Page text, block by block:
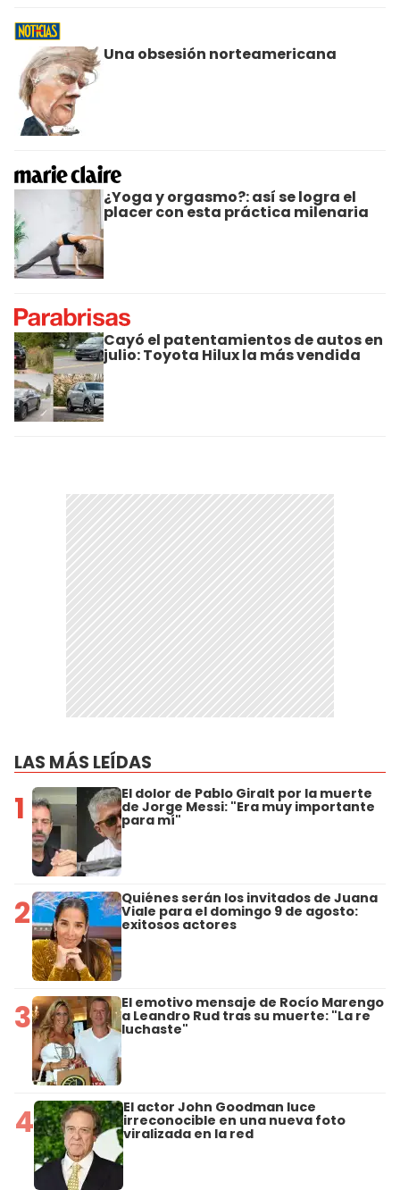
Una obsesión norteamericana
¿Yoga y orgasmo?: así se logra el
placer con esta práctica milenaria
Cayó el patentamientos de autos en
julio: Toyota Hilux la más vendida
LAS MÁS LEÍDAS
1 El dolor de Pablo Giralt por la muerte
de Jorge Messi: "Era muy importante
para mí"
2 Quiénes serán los invitados de Juana
Viale para el domingo 9 de agosto:
exitosos actores
3 El emotivo mensaje de Rocío Marengo
a Leandro Rud tras su muerte: "La re
luchaste"
4 El actor John Goodman luce
irreconocible en una nueva foto
viralizada en la red